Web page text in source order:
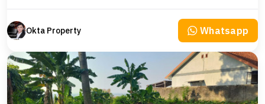
Okta Property Whatsapp